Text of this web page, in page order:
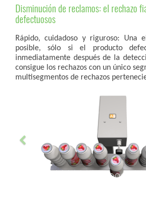
Disminución de reclamos: el rechazo
defectuosos
Rápido, cuidadoso y riguroso: Una
posible, sólo si el producto
inmediatamente después de la
consigue los rechazos con un único
multisegmentos de rechazos